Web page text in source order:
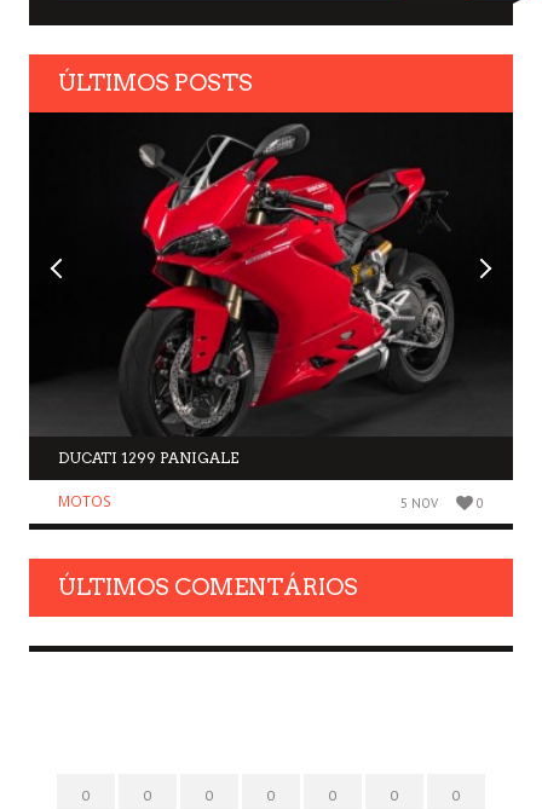
ÚLTIMOS POSTS
DUCATI 1299 PANIGALE
MOTOS 5 NOV 0
ÚLTIMOS COMENTÁRIOS
0 0 0 0 0 0 0